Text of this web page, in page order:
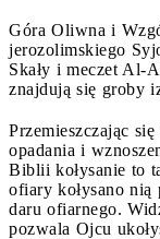
Góra Oliwna i
jerozolimskiego
Skały i meczet Al-
znajdują się groby
Przemieszczając
opadania i
Biblii kołysanie to
ofiary kołysano nią
daru ofiarnego.
pozwala Ojcu